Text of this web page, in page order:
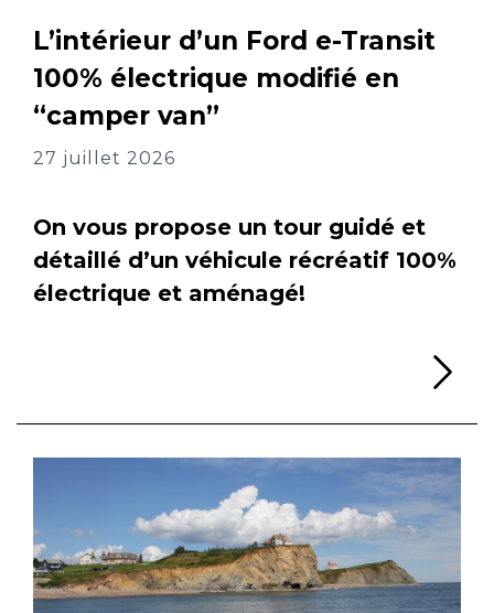
L’intérieur d’un Ford e-Transit
100% électrique modifié en
“camper van”
27 juillet 2026
On vous propose un tour guidé et
détaillé d’un véhicule récréatif 100%
électrique et aménagé!